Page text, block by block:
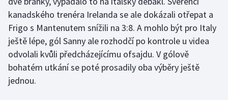
kanadského trenéra Irelanda se ale dokázali otřepat a
Frigo s Mantenutem snížili na 3:8. A mohlo být pro Italy
ještě lépe, gól Sanny ale rozhodčí po kontrole u videa
odvolali kvůli předcházejícímu ofsajdu. V gólově
bohatém utkání se poté prosadily oba výběry ještě
jednou.